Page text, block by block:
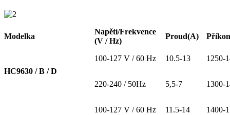
Modelka
Napětí/Frekvence
(V / Hz)
Proud(A) Příkon
HC9630 / B / D
100-127 V / 60 Hz 10.5-13 1250-
220-240 / 50Hz 5,5-7 1300-
100-127 V / 60 Hz 11.5-14 1400-